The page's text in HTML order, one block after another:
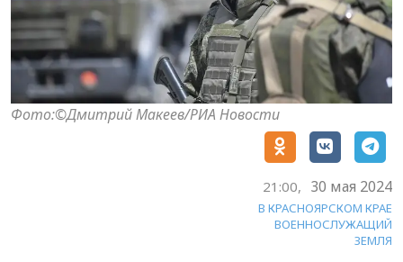
Фото:©Дмитрий Макеев/РИА Новости
21:00, 30 мая 2024
В КРАСНОЯРСКОМ КРАЕ
ВОЕННОСЛУЖАЩИЙ
ЗЕМЛЯ